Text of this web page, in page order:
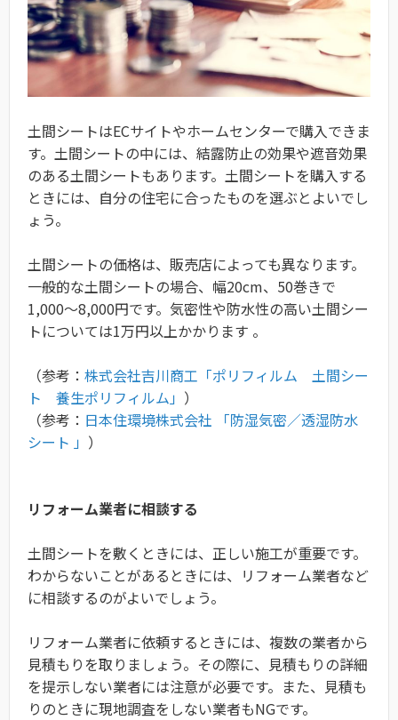
土間シートはECサイトやホームセンターで購入できま
す。土間シートの中には、結露防止の効果や遮音効果
のある土間シートもあります。土間シートを購入する
ときには、自分の住宅に合ったものを選ぶとよいでし
ょう。
土間シートの価格は、販売店によっても異なります。
一般的な土間シートの場合、幅20cm、50巻きで
1,000～8,000円です。気密性や防水性の高い土間シー
トについては1万円以上かかります 。
（参考： 株式会社吉川商工「ポリフィルム 土間シー
ト 養生ポリフィルム」 ）
（参考： 日本住環境株式会社 「防湿気密／透湿防水
シート 」 ）
リフォーム業者に相談する
土間シートを敷くときには、正しい施工が重要です。
わからないことがあるときには、リフォーム業者など
に相談するのがよいでしょう。
リフォーム業者に依頼するときには、複数の業者から
見積もりを取りましょう。その際に、見積もりの詳細
を提示しない業者には注意が必要です。また、見積も
りのときに現地調査をしない業者もNGです。